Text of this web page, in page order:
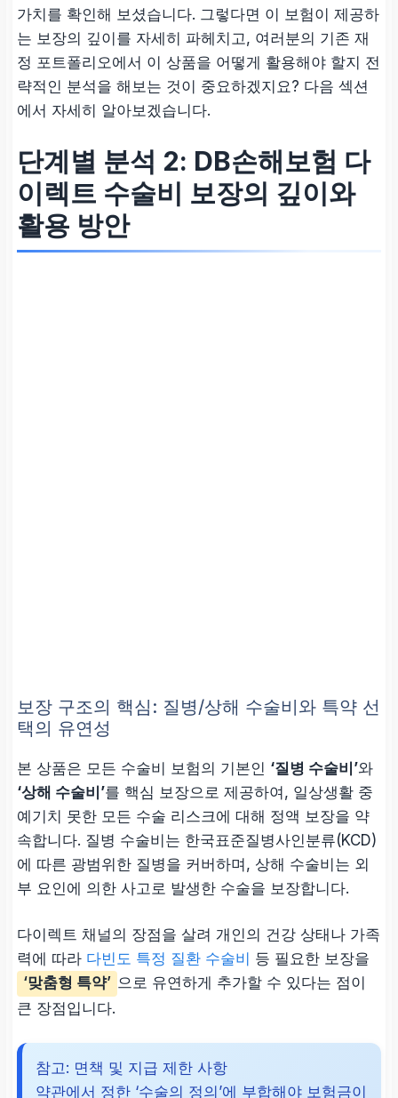
가치를 확인해 보셨습니다. 그렇다면 이 보험이 제공하
는 보장의 깊이를 자세히 파헤치고, 여러분의 기존 재
정 포트폴리오에서 이 상품을 어떻게 활용해야 할지 전
략적인 분석을 해보는 것이 중요하겠지요? 다음 섹션
에서 자세히 알아보겠습니다.
단계별 분석 2: DB손해보험 다
이렉트 수술비 보장의 깊이와
활용 방안
보장 구조의 핵심: 질병/상해 수술비와 특약 선
택의 유연성
본 상품은 모든 수술비 보험의 기본인 ‘질병 수술비’와
‘상해 수술비’를 핵심 보장으로 제공하여, 일상생활 중
예기치 못한 모든 수술 리스크에 대해 정액 보장을 약
속합니다. 질병 수술비는 한국표준질병사인분류(KCD)
에 따른 광범위한 질병을 커버하며, 상해 수술비는 외
부 요인에 의한 사고로 발생한 수술을 보장합니다.
다이렉트 채널의 장점을 살려 개인의 건강 상태나 가족
력에 따라 다빈도 특정 질환 수술비 등 필요한 보장을
‘맞춤형 특약’ 으로 유연하게 추가할 수 있다는 점이
큰 장점입니다.
참고: 면책 및 지급 제한 사항
약관에서 정한 ‘수술의 정의’에 부합해야 보험금이